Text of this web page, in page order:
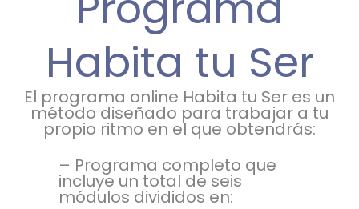
Habita tu Ser
El programa online Habita tu Ser es un
método diseñado para trabajar a tu
propio ritmo en el que obtendrás:
– Programa completo que
incluye un total de seis
módulos divididos en: